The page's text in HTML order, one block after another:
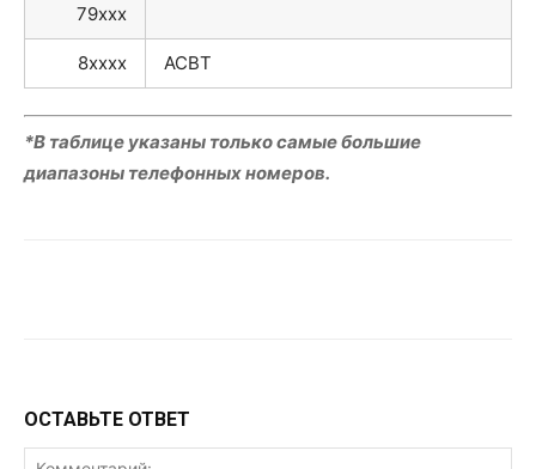
79xxx
8xxxx АСВТ
*В таблице указаны только самые большие
диапазоны телефонных номеров.
ОСТАВЬТЕ ОТВЕТ